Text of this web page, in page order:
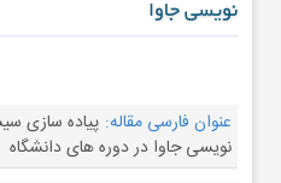
نویسی جاوا
عنوان فارسی مقاله: پیاده سازی
نویسی جاوا در دوره های دانشگاه